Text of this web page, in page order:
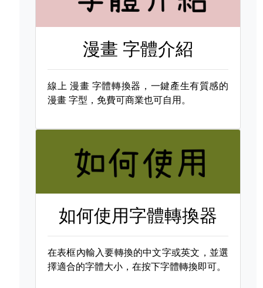
漫畫 字體介紹
線上 漫畫 字體轉換器，一鍵產生有質感的
漫畫 字型，免費可商業也可自用。
如何使用字體轉換器
在表框內輸入要轉換的中文字或英文，並選
擇適合的字體大小，在按下字體轉換即可。